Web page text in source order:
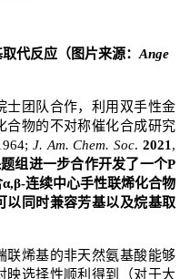
代反应 （图片来源： Ange
士团队合作，利用双手性金
合物的不对称催化合成研究
J. Am. Chem. Soc.2021 ,
组进一步合作开发了一个P
α,β-连续中心手性联烯化合物
以同时兼容芳基以及烷基取
联烯基的非天然氨基酸能够
映选择性顺利得到（对于大